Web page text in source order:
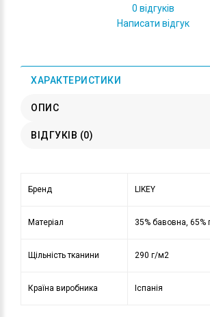
0 відгуків
Написати відгук
ХАРАКТЕРИСТИКИ
ОПИС
ВІДГУКІВ (0)
Бренд LIKEY
Матеріал 35% бавовна, 65%
Щільність тканини 290 г/м2
Країна виробника Іспанія